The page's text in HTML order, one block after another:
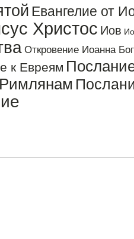
Евангелие от
Христос Иов
Откровение Иоанна
к Евреям